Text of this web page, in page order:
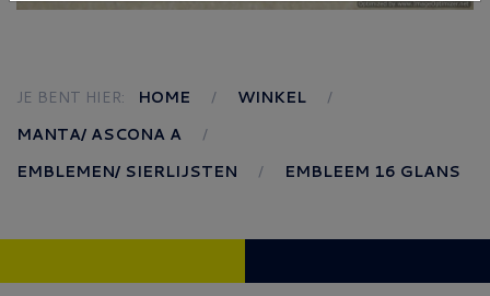
JE BENT HIER: HOME
WINKEL
MANTA/ ASCONA A
EMBLEMEN/ SIERLIJSTEN
EMBLEEM 16 GLANS